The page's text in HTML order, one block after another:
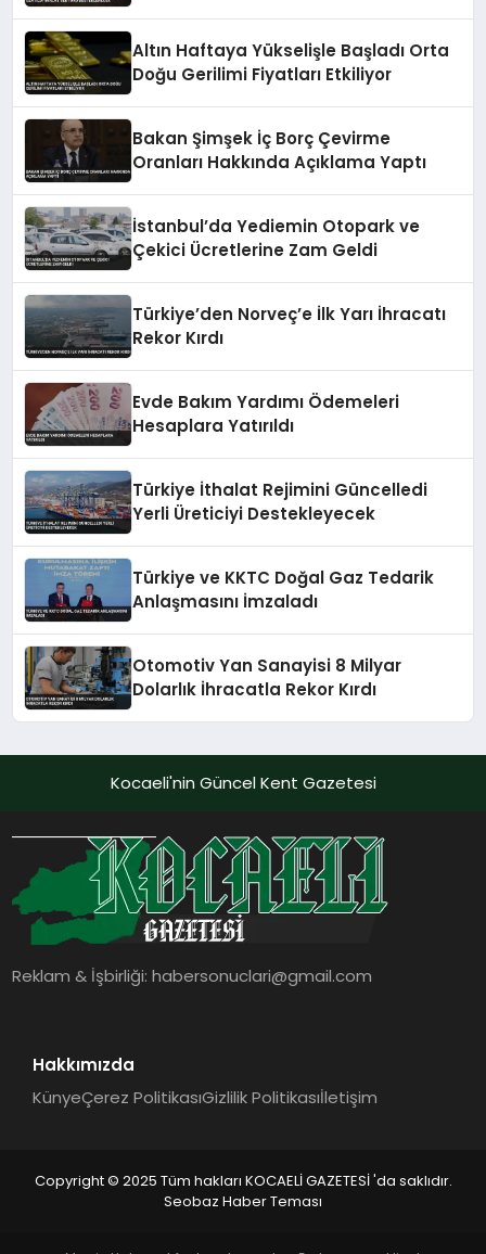
Altın Haftaya Yükselişle Başladı Orta
Doğu Gerilimi Fiyatları Etkiliyor
Bakan Şimşek İç Borç Çevirme
Oranları Hakkında Açıklama Yaptı
İstanbul’da Yediemin Otopark ve
Çekici Ücretlerine Zam Geldi
Türkiye’den Norveç’e İlk Yarı İhracatı
Rekor Kırdı
Evde Bakım Yardımı Ödemeleri
Hesaplara Yatırıldı
Türkiye İthalat Rejimini Güncelledi
Yerli Üreticiyi Destekleyecek
Türkiye ve KKTC Doğal Gaz Tedarik
Anlaşmasını İmzaladı
Otomotiv Yan Sanayisi 8 Milyar
Dolarlık İhracatla Rekor Kırdı
Kocaeli'nin Güncel Kent Gazetesi
Reklam & İşbirliği:habersonuclari@gmail.com
Hakkımızda
KünyeÇerez PolitikasıGizlilik Politikasıİletişim
Copyright © 2025 Tüm hakları KOCAELİ GAZETESİ 'da saklıdır.
Seobaz Haber Teması